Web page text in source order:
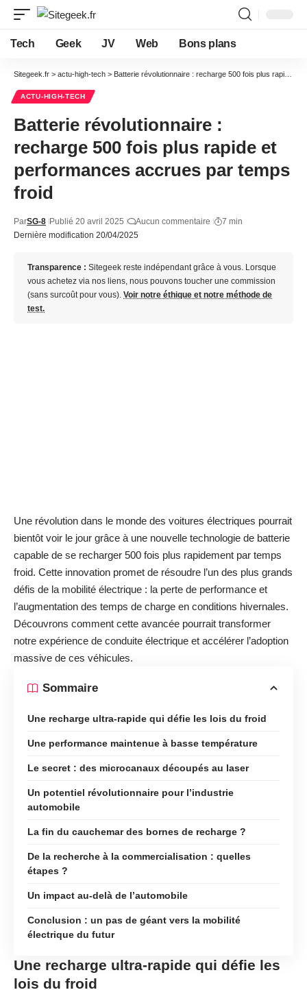
Tech Geek JV Web Bons plans
Sitegeek.fr > actu-high-tech > Batterie révolutionnaire : recharge 500 fois plus rapide et performances accrues par temps froid
ACTU-HIGH-TECH
Batterie révolutionnaire :
recharge 500 fois plus rapide et
performances accrues par temps
froid
Dernière modification 20/04/2025
ParSG-8 Publié 20 avril 2025 Aucun commentaire 7 min
Transparence : Sitegeek reste indépendant grâce à vous. Lorsque
vous achetez via nos liens, nous pouvons toucher une commission
(sans surcoût pour vous). Voir notre éthique et notre méthode de
test.
Une révolution dans le monde des voitures électriques pourrait
bientôt voir le jour grâce à une nouvelle technologie de batterie
capable de se recharger 500 fois plus rapidement par temps
froid. Cette innovation promet de résoudre l’un des plus grands
défis de la mobilité électrique : la perte de performance et
l’augmentation des temps de charge en conditions hivernales.
Découvrons comment cette avancée pourrait transformer
notre expérience de conduite électrique et accélérer l’adoption
massive de ces véhicules.
Sommaire
Une recharge ultra-rapide qui défie les lois du froid
Une performance maintenue à basse température
Le secret : des microcanaux découpés au laser
Un potentiel révolutionnaire pour l’industrie
automobile
La fin du cauchemar des bornes de recharge ?
De la recherche à la commercialisation : quelles
étapes ?
Un impact au-delà de l’automobile
Conclusion : un pas de géant vers la mobilité
électrique du futur
Une recharge ultra-rapide qui défie les
lois du froid